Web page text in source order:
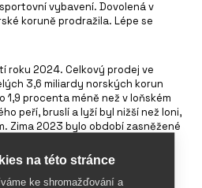
vybavení. Dovolená v
koruně prodražila. Lépe se
roku 2024. Celkový prodej ve
3,6 miliardy norských korun
1,9 procenta méně než v loňském
peří, bruslí a lyží byl nižší než loni,
Zima 2023 bylo období zasněžené
byla mírnější a méně
roku 2024 vzrostl prodej
prodej jízdních kol.
na této stránce
ke shromažďování a